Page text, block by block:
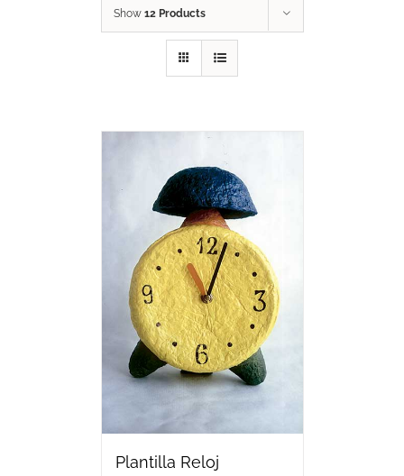
Show 12 Products
Plantilla Reloj